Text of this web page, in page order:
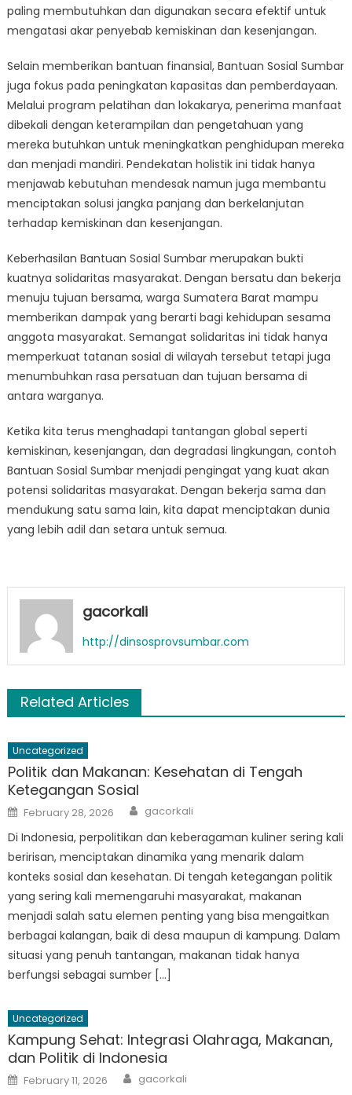
paling membutuhkan dan digunakan secara efektif untuk
mengatasi akar penyebab kemiskinan dan kesenjangan.
Selain memberikan bantuan finansial, Bantuan Sosial Sumbar
juga fokus pada peningkatan kapasitas dan pemberdayaan.
Melalui program pelatihan dan lokakarya, penerima manfaat
dibekali dengan keterampilan dan pengetahuan yang
mereka butuhkan untuk meningkatkan penghidupan mereka
dan menjadi mandiri. Pendekatan holistik ini tidak hanya
menjawab kebutuhan mendesak namun juga membantu
menciptakan solusi jangka panjang dan berkelanjutan
terhadap kemiskinan dan kesenjangan.
Keberhasilan Bantuan Sosial Sumbar merupakan bukti
kuatnya solidaritas masyarakat. Dengan bersatu dan bekerja
menuju tujuan bersama, warga Sumatera Barat mampu
memberikan dampak yang berarti bagi kehidupan sesama
anggota masyarakat. Semangat solidaritas ini tidak hanya
memperkuat tatanan sosial di wilayah tersebut tetapi juga
menumbuhkan rasa persatuan dan tujuan bersama di
antara warganya.
Ketika kita terus menghadapi tantangan global seperti
kemiskinan, kesenjangan, dan degradasi lingkungan, contoh
Bantuan Sosial Sumbar menjadi pengingat yang kuat akan
potensi solidaritas masyarakat. Dengan bekerja sama dan
mendukung satu sama lain, kita dapat menciptakan dunia
yang lebih adil dan setara untuk semua.
gacorkali
http://dinsosprovsumbar.com
Related Articles
Uncategorized
Politik dan Makanan: Kesehatan di Tengah
Ketegangan Sosial
Posted
on
February 28, 2026 Author
gacorkali
Di Indonesia, perpolitikan dan keberagaman kuliner sering kali
beririsan, menciptakan dinamika yang menarik dalam
konteks sosial dan kesehatan. Di tengah ketegangan politik
yang sering kali memengaruhi masyarakat, makanan
menjadi salah satu elemen penting yang bisa mengaitkan
berbagai kalangan, baik di desa maupun di kampung. Dalam
situasi yang penuh tantangan, makanan tidak hanya
berfungsi sebagai sumber […]
Uncategorized
Kampung Sehat: Integrasi Olahraga, Makanan,
dan Politik di Indonesia
Posted
on
February 11, 2026 Author
gacorkali